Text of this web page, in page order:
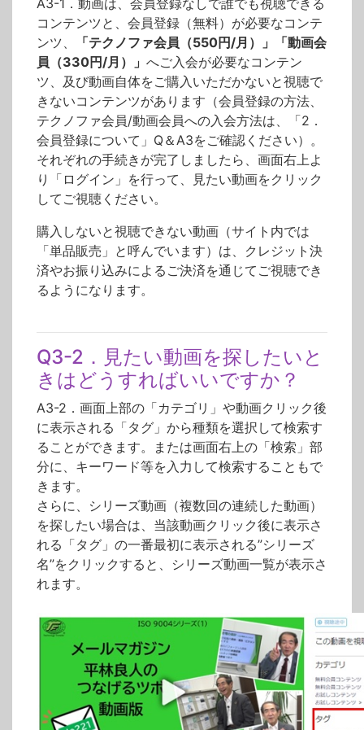
A3-1．動画は、会員登録なしで誰でも視聴できる
コンテンツと、会員登録（無料）が必要なコンテ
ンツ、
「テクノファ会員（550円/月）」「動画会
員（330円/月）」 へご入会が必要なコンテン
ツ、及び動画自体をご購入いただかないと視聴で
きないコンテンツがあります（会員登録の方法、
テクノファ会員/動画会員への入会方法は、「2．
会員登録について」Q＆A3をご確認ください）。
それぞれの手続きが完了しましたら、画面右上よ
り「ログイン」を行って、見たい動画をクリック
してご視聴ください。
購入しないと視聴できない動画（サイト内では
「単品販売」と呼んでいます）は、クレジット決
済やお振り込みによるご決済を通じてご視聴でき
るようになります。
Q3-2．見たい動画を探したいと
きはどうすればいいですか？
A3-2．画面上部の「カテゴリ」や動画クリック後
に表示される「タグ」から種類を選択して検索す
ることができます。または画面右上の「検索」部
分に、キーワード等を入力して検索することもで
きます。
さらに、シリーズ動画（複数回の連続した動画）
を探したい場合は、当該動画クリック後に表示さ
れる「タグ」の一番最初に表示される”シリーズ
名”をクリックすると、シリーズ動画一覧が表示さ
れます。